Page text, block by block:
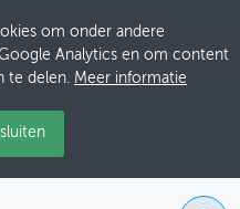
om onder andere
Analytics en om content
te delen. Meer informatie